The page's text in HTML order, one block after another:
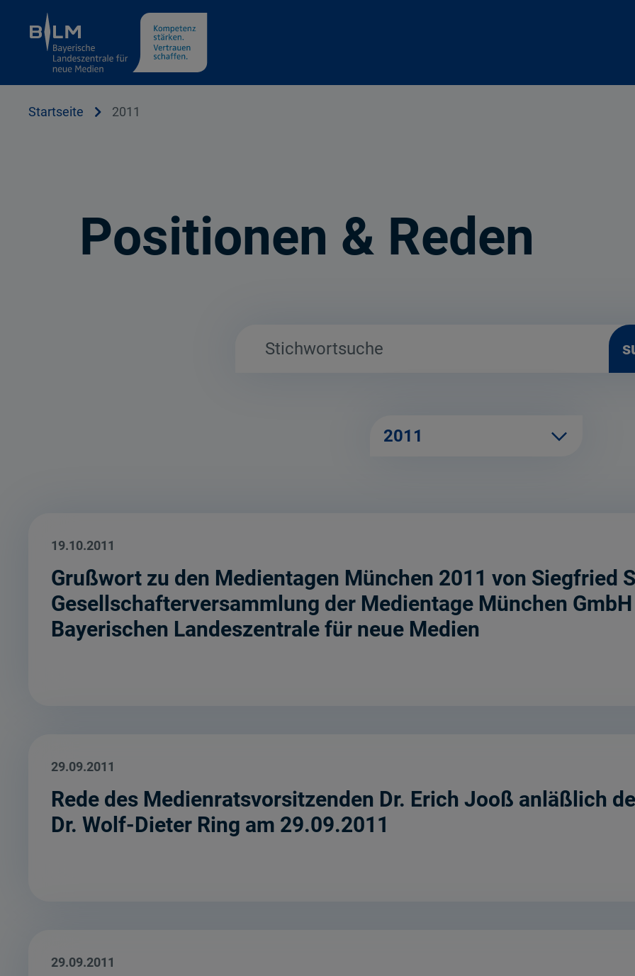
Cookie Hinweis
Startseite 2011
Positionen & Reden
2011
19.10.2011
Grußwort zu den Medientagen München 2011 von Siegfried
Gesellschafterversammlung der Medientage München
Bayerischen Landeszentrale für neue Medien
29.09.2011
Rede des Medienratsvorsitzenden Dr. Erich Jooß anläßlich
Dr. Wolf-Dieter Ring am 29.09.2011
29.09.2011